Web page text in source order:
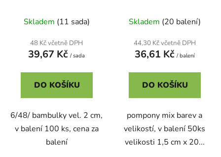
Skladem (11 sada)
48 Kč včetně DPH
39,67 Kč / sada
DO KOŠÍKU
6/48/ bambulky vel. 2 cm,
v balení 100 ks, cena za
balení
Skladem (20 balení)
44,30 Kč včetně DPH
36,61 Kč / balení
DO KOŠÍKU
pompony mix barev a
velikostí, v balení 50ks
velikosti 1,5 cm x 20...